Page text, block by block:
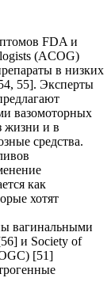
FDA и
(ACOG)
в низких
55]. Эксперты
вазомоторных
жизни и в
средства.
как
хотят
вагинальными
и Society of
[51]